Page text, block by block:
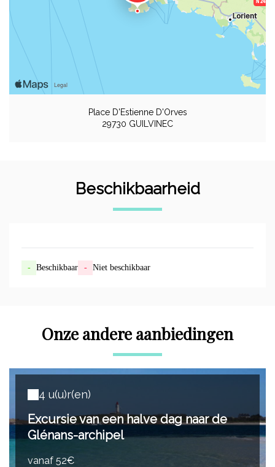
Place D'Estienne D'Orves
29730 GUILVINEC
Beschikbaarheid
- Beschikbaar - Niet beschikbaar
Onze andere aanbiedingen
4 u(u)r(en)
Excursie van een halve dag naar de
Glénans-archipel
vanaf 52€